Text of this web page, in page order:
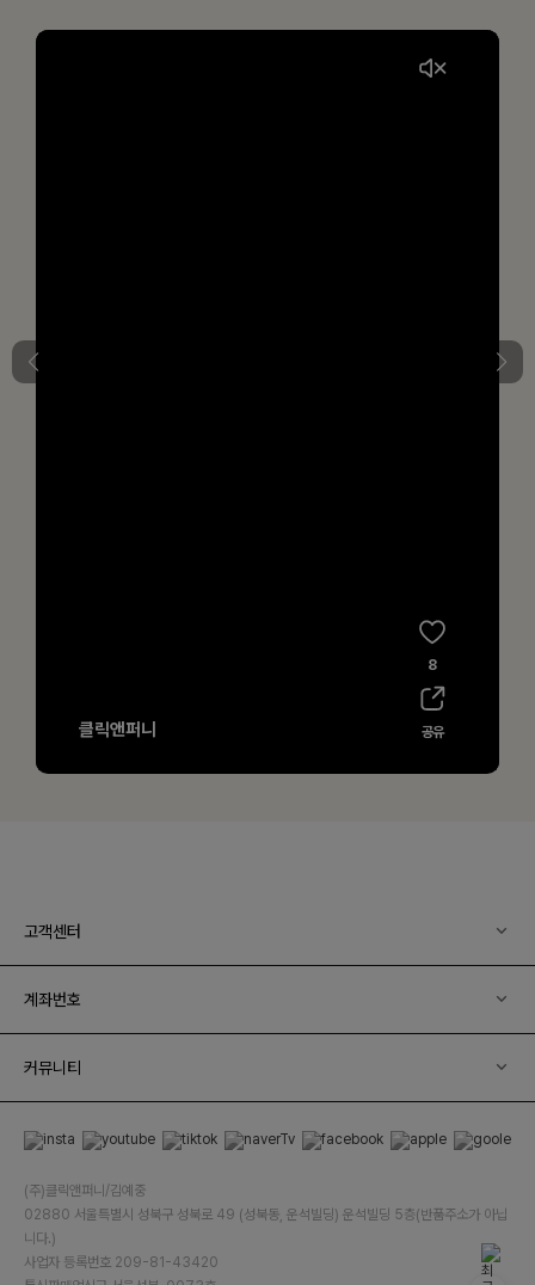
고객센터
계좌번호
커뮤니티
(주)클릭앤퍼니/김예중
02880 서울특별시 성북구 성북로 49 (성북동, 운석빌딩) 운석빌딩 5층(반품주소가 아닙
니다.)
사업자 등록번호 209-81-43420